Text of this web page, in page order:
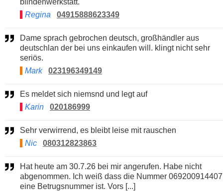
blindenwerkstatt.
Regina
04915888623349
Dame sprach gebrochen deutsch, großhändler aus
deutschlan der bei uns einkaufen will. klingt nicht sehr
seriös.
Mark
023196349149
Es meldet sich niemsnd und legt auf
Karin
020186999
Sehr verwirrend, es bleibt leise mit rauschen
Nic
080312823863
Hat heute am 30.7.26 bei mir angerufen. Habe nicht
abgenommen. Ich weiß dass die Nummer 069200914407
eine Betrugsnummer ist. Vors [...]